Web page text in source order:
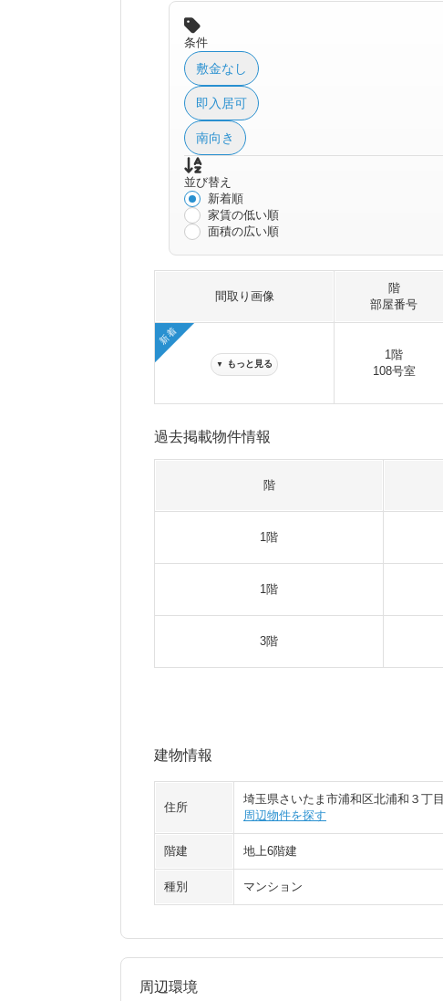
条件
敷金なし
即入居可
南向き
並び替え
新着順
家賃の低い順
面積の広い順
間取り画像
階
部屋番号
新着
▼ もっと見る
1階
108号室
過去掲載物件情報
階
1階
1階
3階
建物情報
住所
埼玉県さいたま市浦和区北浦和３丁目
周辺物件を探す
階建 地上6階建
種別 マンション
周辺環境